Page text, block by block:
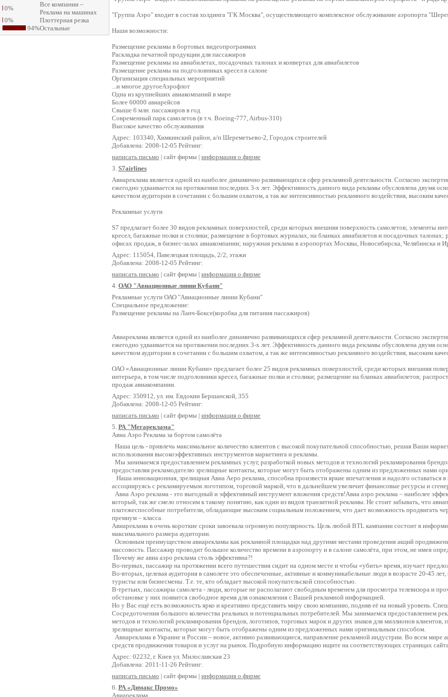
0%
Все компании –
Реклама на машинах
0%
Плоттерная резка
94%Остальные
"Группа Аэро" входит в состав холдинга "ГК Москва", осуществляющего комплексное обслуживание аэропорта
Наши возможности:
Размещение рекламы в бортовых видеопрограммах
Раскладка печатной продукции для пассажиров
Размещение рекламы на авиабилетах, посадочных талонах и конвертах для авиабилетов
Размещение рекламы на подголовниках кресел в салоне
Организация специальных мероприятий
...и многое другоеАэрофлот
Одна из крупнейших авиакомпаний в мире
Более 60000 авиарейсов
Свыше 6 млн. пассажиров в год
Современный парк самолетов (в т.ч. Boeing-777, Airbus-310)
Высокое качество обслуживания
Адрес: 103340, Химкинский район, а/п Шереметьево-2, Городок строителей
Добавлена: 2008-12-05 Рейтинг:
написать письмо | сайт фирмы | информация о фирме
3. S7airlines
Авиареклама является одной из наиболее динамично развивающихся сфер рекламной деятельности. Согласно
ежегодно удваивается на протяжении последних 3-х лет. Эффективность данного вида рекламы обусловлена двумя
качеством аудитории в сочетании с большим охватом, а так же интенсивностью рекламного воздействия, высоким
Рекламные услуги
S7 предлагает более 30 видов рекламных поверхностей, среди которых внешняя поверхность самолетов; элементы
кресел, багажные полки и столики; размещение в бортовых журналах, на бланках авиабилетов и посадочных талонах;
офисах продаж, в бизнес-залах авиакомпании; наружная реклама в аэропортах Москвы, Новосибирска, Челябинска и
Адрес: 115054, Павелецкая площадь, 2/2, этажи
Добавлена: 2008-12-05 Рейтинг:
написать письмо | сайт фирмы | информация о фирме
4. ОАО "Авиационные линии Кубани"
Рекламные услуги ОАО "Авиационные линии Кубани"
Специальное предложение:
Размещение рекламы на Ланч-Боксе(коробка для питания пассажиров)
Авиареклама является одной из наиболее динамично развивающихся сфер рекламной деятельности. Согласно
ежегодно удваивается на протяжении последних 3-х лет. Эффективность данного вида рекламы обусловлена двумя
качеством аудитории в сочетании с большим охватом, а так же интенсивностью рекламного воздействия, высоким
ОАО «Авиационные линии Кубани» предлагает более 25 видов рекламных поверхностей, среди которых внешняя
интерьера, в том числе подголовники кресел, багажные полки и столики; размещение на бланках авиабилетов;
продаж авиакомпании.
Адрес: 350912, ул. им. Евдокии Бершанской, 355
Добавлена: 2008-12-05 Рейтинг:
написать письмо | сайт фирмы | информация о фирме
5. РА "Мегареклама"
Авиа Аэро Реклама за бортом самолёта
Наша цель - привлечь максимальное количество клиентов с высокой покупательной способностью, решая Ваши
использования высокоэффективных инструментов маркетинга и рекламы.
Мы занимаемся предоставлением рекламных услуг, разработкой новых методов и технологий рекламирования
предоставляя рекламодателю зрелищные контакты, которые могут быть отображены одним из предложенных нами
Наша инновационная, зрелищная Авиа Аеро реклама, способна произвести яркие впечатления и надолго оставаться
ассоциируясь с рекламируемым логотипом, торговой маркой, что в дальнейшем увеличит финансовые ресурсы и
Авиа Аэро реклама - это выгодный и эффективный инструмент вложения средств!Авиа аэро реклама – наиболее
который, так же смело относим к такому понятию, как один из видов транзитной рекламы. Не стоит забывать, что
платежеспособные потребители, обладающие высоким социальным положением, что дает возможность продвигать
премиум – класса.
Авиареклама в очень короткие сроки завоевала огромную популярность. Цель любой BTL кампании состоит в
максимального размера аудитории.
Основным преимуществом авиарекламы как рекламной площадки над другими местами проведения акций
массовость. Пассажир проводит большое количество времени в аэропорту и в салоне самолёта, при этом, не имея
Почему же авиа аэро реклама столь эффективна?!
Во-первых, пассажир на протяжении всего путешествия сидит на одном месте и чтобы «убить» время, изучает
Во-вторых, целевая аудитория в самолете это обеспеченные, активные и коммуникабельные люди в возрасте 20-45
туристы или бизнесмены. Т.е. те, кто обладает высокой покупательской способностью.
В-третьих, пассажиры самолета - люди, которые не располагают свободным временем для просмотра телевизора и
обстановке у них появится свободное время для ознакомления с Вашей рекламной информацией.
Но у Вас ещё есть возможность ярко и креативно представить миру свою компанию, подняв её на новый уровень.
Сосредоточения большого количества реальных и потенциальных потребителей. Мы занимаемся предоставлением
методов и технологий рекламирования брендов, логотипов, торговых марок и других знаков для миллионов клиентов,
зрелищные контакты, которые могут быть отображены одним из предложенных нами оригинальным способом.
Авиареклама в Украине и России – новое, активно развивающиеся, направление рекламной индустрии. Во всем мире
средств продвижения товаров и услуг на рынок. Подробную информацию ищите на соответствующих страницах
Адрес: 02232, г. Киев ул. Милославская 23
Добавлена: 2011-11-26 Рейтинг:
написать письмо | сайт фирмы | информация о фирме
6. РА «Димакс Промо»
Авиареклама